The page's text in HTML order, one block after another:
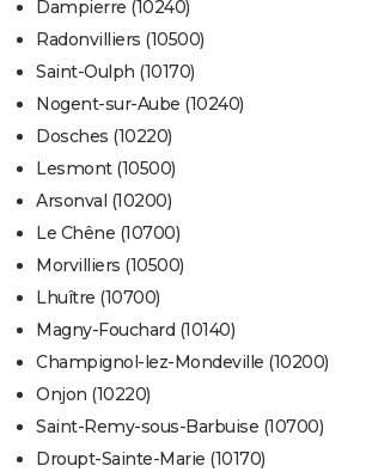
Dampierre (10240)
Radonvilliers (10500)
Saint-Oulph (10170)
Nogent-sur-Aube (10240)
Dosches (10220)
Lesmont (10500)
Arsonval (10200)
Le Chêne (10700)
Morvilliers (10500)
Lhuître (10700)
Magny-Fouchard (10140)
Champignol-lez-Mondeville (10200)
Onjon (10220)
Saint-Remy-sous-Barbuise (10700)
Droupt-Sainte-Marie (10170)